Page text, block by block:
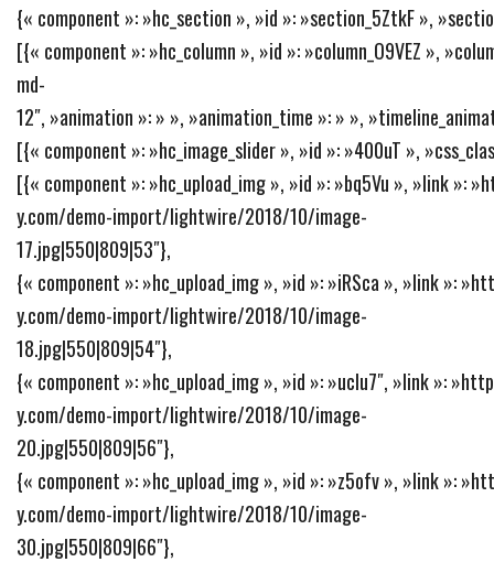
{« component »: »hc_section », »id »: »section_5ZtkF »,
[{« component »: »hc_column », »id »: »column_O9VEZ »,
md-
12″, »animation »: » », »animation_time »: » »,
[{« component »: »hc_image_slider », »id »: »400uT »,
[{« component »: »hc_upload_img », »id »: »bq5Vu », »link »:
y.com/demo-import/lightwire/2018/10/image-
17.jpg|550|809|53″},
{« component »: »hc_upload_img », »id »: »iRSca », »link »:
y.com/demo-import/lightwire/2018/10/image-
18.jpg|550|809|54″},
{« component »: »hc_upload_img », »id »: »ucIu7″, »link »:
y.com/demo-import/lightwire/2018/10/image-
20.jpg|550|809|56″},
{« component »: »hc_upload_img », »id »: »z5ofv », »link »:
y.com/demo-import/lightwire/2018/10/image-
30.jpg|550|809|66″},